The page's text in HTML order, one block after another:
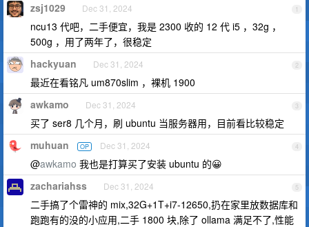
1
zsj1029 Dec 31, 2024
ncu13 代吧，二手便宜，我是 2300 收的 12 代 i5 ，32g ，
500g ，用了两年了，很稳定
2
hackyuan Dec 31, 2024
最近在看铭凡 um870slim ，裸机 1900
3
awkamo Dec 31, 2024
买了 ser8 几个月，刷 ubuntu 当服务器用，目前看比较稳定
4
muhuan OP Dec 31, 2024
@awkamo 我也是打算买了安装 ubuntu 的😀
5
zachariahss Dec 31, 2024
二手搞了个雷神的 mix,32G+1T+i7-12650,扔在家里放数据库和
跑跑有的没的小应用,二手 1800 块,除了 ollama 满足不了,性能